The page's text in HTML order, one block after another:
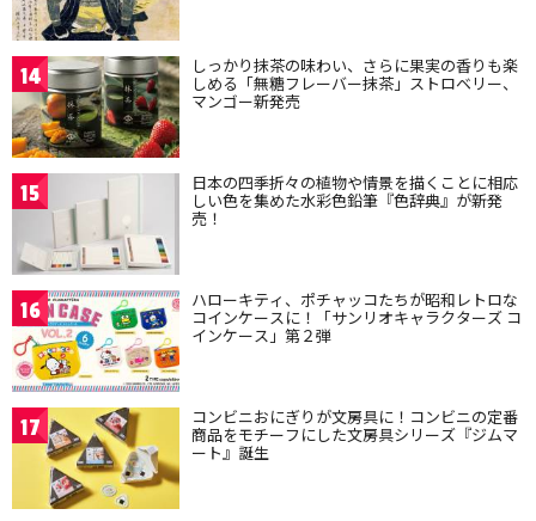
14 しっかり抹茶の味わい、さらに果実の香りも楽
しめる「無糖フレーバー抹茶」ストロベリー、
マンゴー新発売
15 日本の四季折々の植物や情景を描くことに相応
しい色を集めた水彩色鉛筆『色辞典』が新発
売！
16 ハローキティ、ポチャッコたちが昭和レトロな
コインケースに！「サンリオキャラクターズ コ
インケース」第２弾
17 コンビニおにぎりが文房具に！コンビニの定番
商品をモチーフにした文房具シリーズ『ジムマ
ート』誕生